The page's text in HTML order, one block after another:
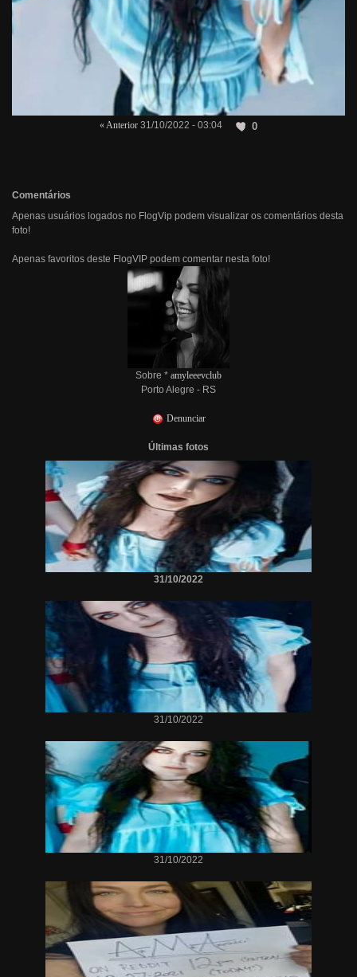
« Anterior 31/10/2022 - 03:04 0
Comentários
Apenas usuários logados no FlogVip podem visualizar os comentários desta
foto!
Apenas favoritos deste FlogVIP podem comentar nesta foto!
Sobre * amyleeevclub
Porto Alegre - RS
Denunciar
Últimas fotos
31/10/2022
31/10/2022
31/10/2022